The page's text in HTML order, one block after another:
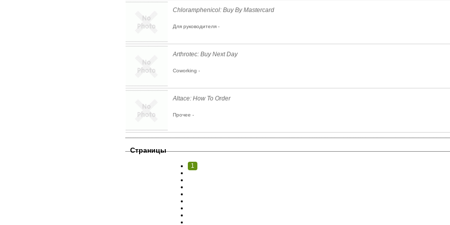
Chloramphenicol: Buy By Mastercard
Для руководителя -
Arthrotec: Buy Next Day
Coworking -
Altace: How To Order
Прочее -
Страницы
1